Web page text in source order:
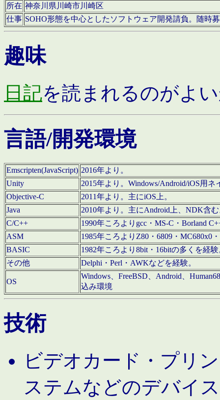
所在 神奈川県川崎市川崎区
仕事 SOHO形態を中心としたソフトウェア開発請負。随時
趣味
日記を読まれるのがよ
言語/開発環境
Emscripten(JavaScript) 2016年より。
Unity
2015年より。Windows/Android/iOS用
Objective-C
2011年より。主にiOS上。
Java
2010年より。主にAndroid上、NDK含
C/C++
1990年ころよりgcc・MS-C・Borland
ASM
1985年ころよりZ80・6809・MC680x0
BASIC
1982年ころより8bit・16bitの多くを経
その他
Delphi・Perl・AWKなどを経験。
OS
Windows、FreeBSD、Android、
込み環境
技術
ビデオカード・プリ
ステムなどのデバイ